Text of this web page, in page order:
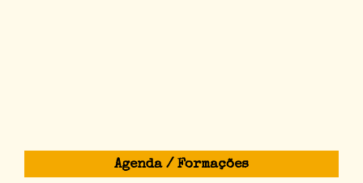
Agenda / Formações